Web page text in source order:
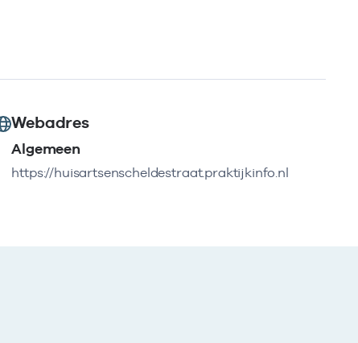
Webadres
Algemeen
https://huisartsenscheldestraat.praktijkinfo.nl